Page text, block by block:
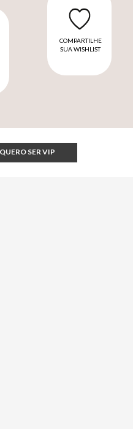
COMPARTILHE
SUA WISHLIST
QUERO SER VIP